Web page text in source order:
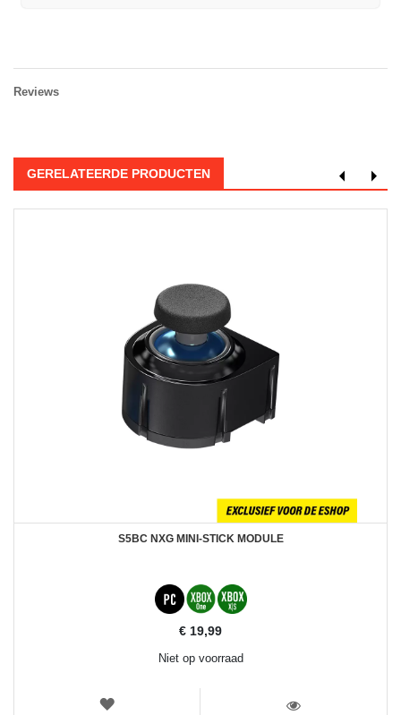
Reviews
GERELATEERDE PRODUCTEN
S5BC NXG MINI-STICK MODULE
€ 19,99
Niet op voorraad
VERLANGLIJST